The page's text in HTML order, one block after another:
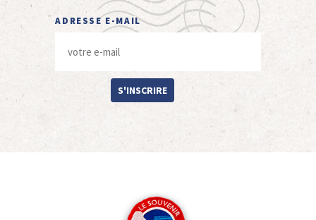
ADRESSE E-MAIL
S'INSCRIRE